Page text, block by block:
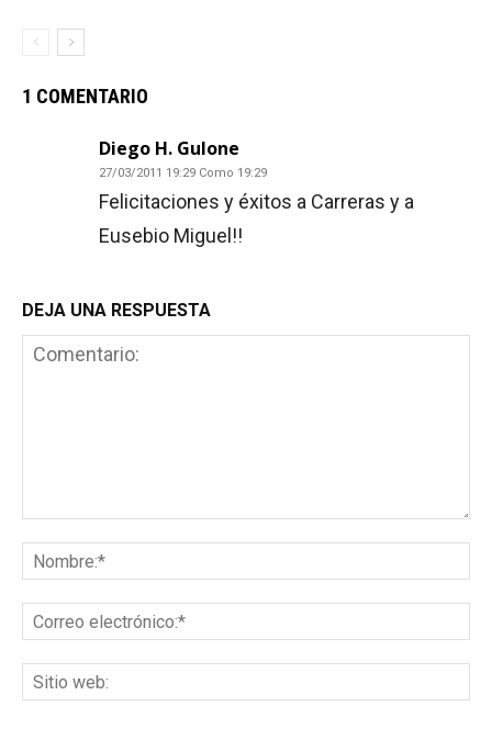
1 COMENTARIO
Diego H. Gulone
27/03/2011 19:29 Como 19:29
Felicitaciones y éxitos a Carreras y a
Eusebio Miguel!!
DEJA UNA RESPUESTA